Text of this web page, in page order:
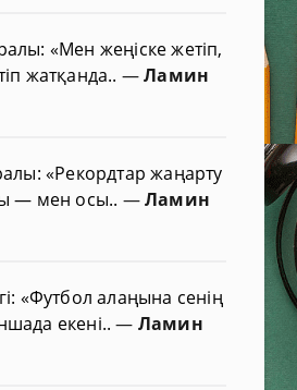
«Мен жеңіске жетіп,
жатқанда.. —Ламин
«Рекордтар жаңарту
— мен осы.. —Ламин
«Футбол алаңына сенің
екені..— Ламин